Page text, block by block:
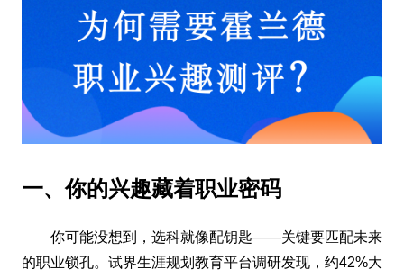
一、你的兴趣藏着职业密码
你可能没想到，选科就像配钥匙——关键要匹配未来
的职业锁孔。试界生涯规划教育平台调研发现，约42%大